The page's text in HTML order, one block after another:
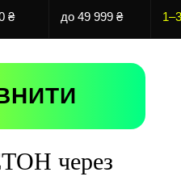
₴ до 49 999 ₴
через